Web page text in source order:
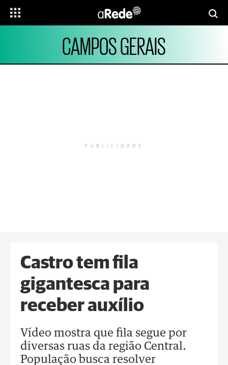
CAMPOS GERAIS
PUBLICIDADE
Castro tem fila
gigantesca para
receber auxílio
Vídeo mostra que fila segue por
diversas ruas da região Central.
População busca resolver